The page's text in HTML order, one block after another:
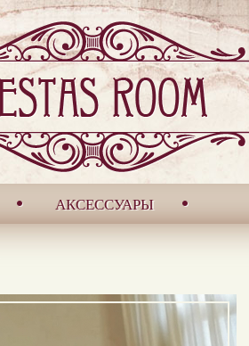
АКСЕССУАРЫ